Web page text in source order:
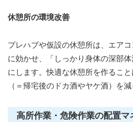
休憩所の環境改善
プレハブや仮設の休憩所は、エア
に効かせ、「しっかり身体の深部体
にします。快適な休憩所を作るこ
（＝帰宅後のドカ酒やヤケ酒）を
高所作業・危険作業の配置マ